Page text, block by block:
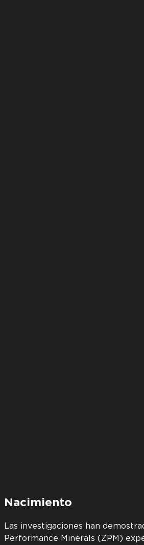
Nacimiento
Las investigaciones han
Performance Minerals (ZPM)